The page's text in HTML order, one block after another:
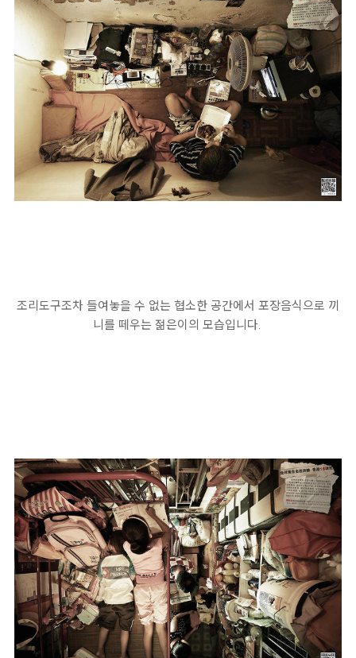
조리도구조차 들여놓을 수 없는 협소한 공간에서 포장음식으로 끼
니를 떼우는 젊은이의 모습입니다.